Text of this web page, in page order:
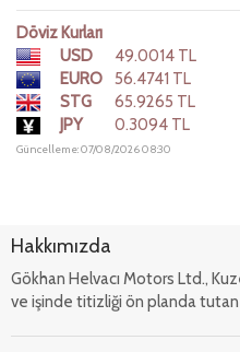
Döviz Kurları
USD
49.0014 TL
EURO
56.4741 TL
STG
65.9265 TL
JPY
0.3094 TL
Güncelleme: 07/08/2026 08:30
Hakkımızda
Gökhan Helvacı Motors Ltd.,
ve işinde titizliği ön planda